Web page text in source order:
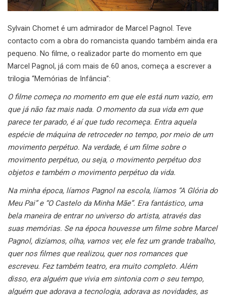
Sylvain Chomet é um admirador de Marcel Pagnol. Teve
contacto com a obra do romancista quando também ainda era
pequeno. No filme, o realizador parte do momento em que
Marcel Pagnol, já com mais de 60 anos, começa a escrever a
trilogia “Memórias de Infância”:
O filme começa no momento em que ele está num vazio, em
que já não faz mais nada. O momento da sua vida em que
parece ter parado, é aí que tudo recomeça. Entra aquela
espécie de máquina de retroceder no tempo, por meio de um
movimento perpétuo. Na verdade, é um filme sobre o
movimento perpétuo, ou seja, o movimento perpétuo dos
objetos e também o movimento perpétuo da vida.
Na minha época, líamos Pagnol na escola, líamos “A Glória do
Meu Pai” e “O Castelo da Minha Mãe”. Era fantástico, uma
bela maneira de entrar no universo do artista, através das
suas memórias. Se na época houvesse um filme sobre Marcel
Pagnol, dizíamos, olha, vamos ver, ele fez um grande trabalho,
quer nos filmes que realizou, quer nos romances que
escreveu. Fez também teatro, era muito completo. Além
disso, era alguém que vivia em sintonia com o seu tempo,
alguém que adorava a tecnologia, adorava as novidades, as